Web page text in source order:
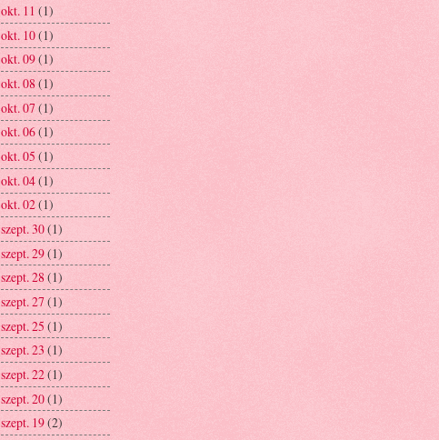
okt. 11 (1)
okt. 10(1)
okt. 09(1)
okt. 08 (1)
okt. 07 (1)
okt. 06(1)
okt. 05 (1)
okt. 04(1)
okt. 02(1)
szept. 30(1)
szept. 29(1)
szept. 28(1)
szept. 27(1)
szept. 25 (1)
szept. 23 (1)
szept. 22(1)
szept. 20(1)
szept. 19(2)